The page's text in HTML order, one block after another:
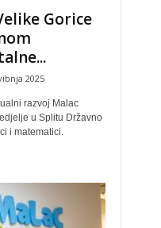
Gorice
2025
razvoj Malac
u Splitu Državno
i matematici.